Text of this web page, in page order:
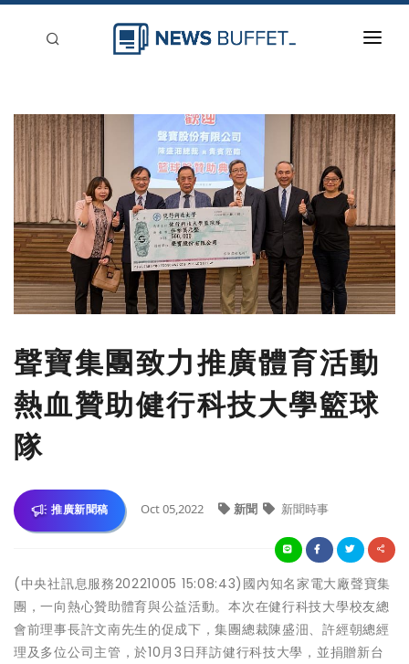
新聞稿分類
登入
刊登
聲寶集團致力推廣體育活動
熱血贊助健行科技大學籃球
隊
推廣新聞稿 Oct 05,2022 新聞 新聞時事
(中央社訊息服務20221005 15:08:43)國內知名家電大廠聲寶集
團，一向熱心贊助體育與公益活動。本次在健行科技大學校友總
會前理事長許文南先生的促成下，集團總裁陳盛沺、許經朝總經
理及多位公司主管，於10月3日拜訪健行科技大學，並捐贈新台